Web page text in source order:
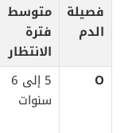
فصيلة
الدم
متوسط
فترة
الانتظار
O
5 إلى 6
سنوات